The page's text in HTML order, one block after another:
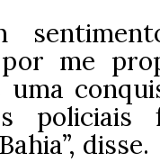
me
policiais
disse.